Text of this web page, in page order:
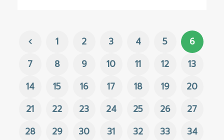
1 2 3 4 5
6
7
8 9 10 11 12
13
14
15 16 17 18 19
20
21
22 23 24 25 26
27
28
29 30 31 32 33
34